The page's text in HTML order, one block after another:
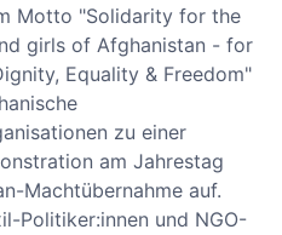
Motto "Solidarity for the
girls of Afghanistan - for
Equality & Freedom"
zu einer
am Jahrestag
Machtübernahme auf.
Politiker:innen und NGO-